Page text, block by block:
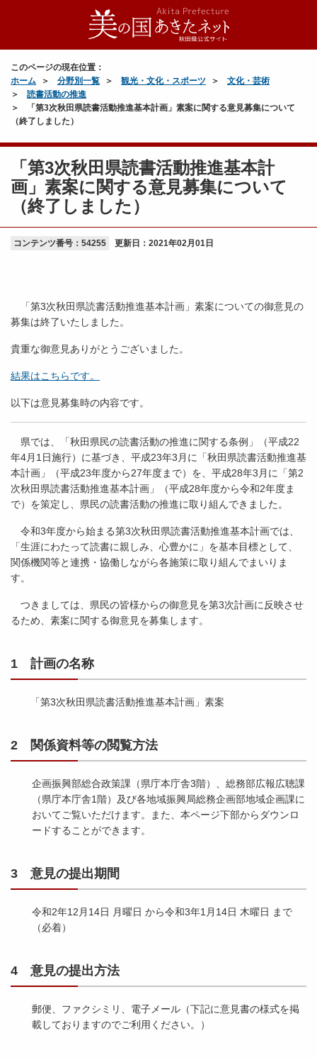
このページの現在位置：
ホーム
分野別一覧 観光・文化・スポーツ
文化・芸術
読書活動の推進
「第3次秋田県読書活動推進基本計画」素案に関する意見募集について
（終了しました）
「第3次秋田県読書活動推進基本計
画」素案に関する意見募集について
（終了しました）
コンテンツ番号：54255 更新日： 2021年02月01日
「第3次秋田県読書活動推進基本計画」素案についての御意見の
募集は終了いたしました。
貴重な御意見ありがとうございました。
結果はこちらです。
以下は意見募集時の内容です。
県では、「秋田県民の読書活動の推進に関する条例」（平成22
年4月1日施行）に基づき、平成23年3月に「秋田県読書活動推進基
本計画」（平成23年度から27年度まで）を、平成28年3月に「第2
次秋田県読書活動推進基本計画」（平成28年度から令和2年度ま
で）を策定し、県民の読書活動の推進に取り組んできました。
令和3年度から始まる第3次秋田県読書活動推進基本計画では、
「生涯にわたって読書に親しみ、心豊かに」を基本目標として、
関係機関等と連携・協働しながら各施策に取り組んでまいりま
す。
つきましては、県民の皆様からの御意見を第3次計画に反映させ
るため、素案に関する御意見を募集します。
1 計画の名称
「第3次秋田県読書活動推進基本計画」素案
2 関係資料等の閲覧方法
企画振興部総合政策課（県庁本庁舎3階）、総務部広報広聴課
（県庁本庁舎1階）及び各地域振興局総務企画部地域企画課に
おいてご覧いただけます。また、本ページ下部からダウンロ
ードすることができます。
3 意見の提出期間
令和2年12月14日 月曜日 から令和3年1月14日 木曜日 まで
（必着）
4 意見の提出方法
郵便、ファクシミリ、電子メール（下記に意見書の様式を掲
載しておりますのでご利用ください。）